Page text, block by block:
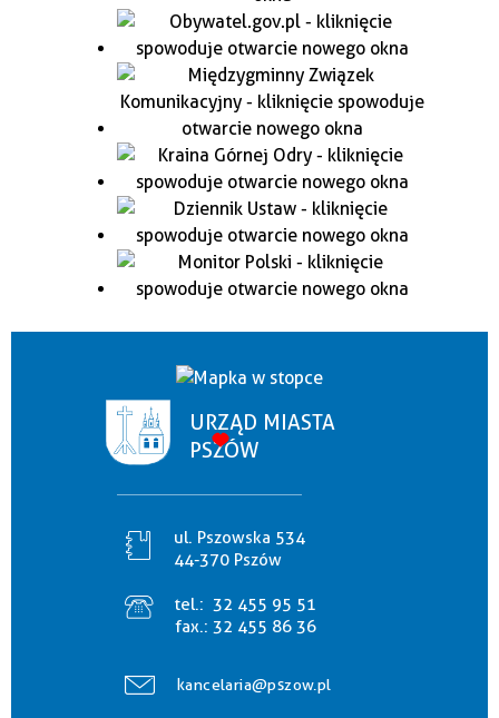
URZĄD MIASTA
PSZÓW
ul. Pszowska 534
44-370 Pszów
tel.: 32 455 95 51
fax.: 32 455 86 36
kancelaria@pszow.pl